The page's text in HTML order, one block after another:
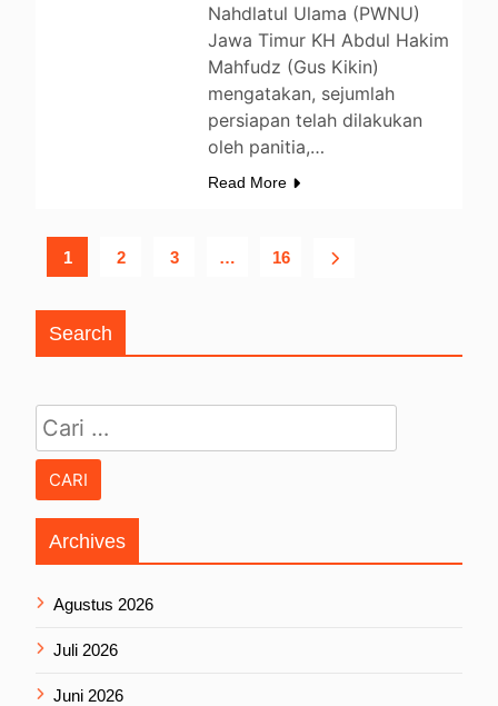
Nahdlatul Ulama (PWNU)
Jawa Timur KH Abdul Hakim
Mahfudz (Gus Kikin)
mengatakan, sejumlah
persiapan telah dilakukan
oleh panitia,…
Read More
1 2 3 … 16
Search
Archives
Agustus 2026
Juli 2026
Juni 2026